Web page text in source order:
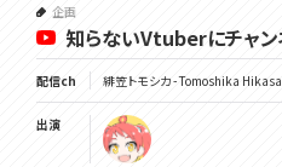
企画
知らないVtuberにチャ
配信ch 緋笠トモシカ - Tomoshika
出演